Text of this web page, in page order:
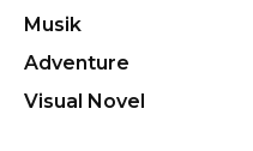
Musik
Adventure
Visual Novel